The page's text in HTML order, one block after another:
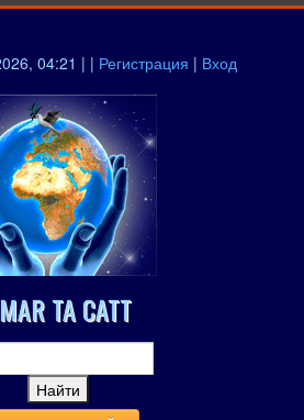
04:21 | | Регистрация | Вход
TA CATT